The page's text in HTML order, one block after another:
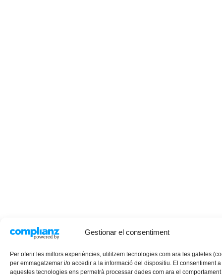
Gestionar el consentiment
Per oferir les millors experiències, utilitzem tecnologies com ara les galetes
per emmagatzemar i/o accedir a la informació del dispositiu. El consentiment a
aquestes tecnologies ens permetrà processar dades com ara el